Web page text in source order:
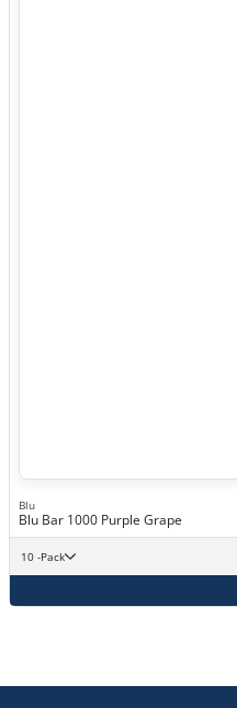
Blu
Blu Bar 1000 Purple Grape
10 -Pack